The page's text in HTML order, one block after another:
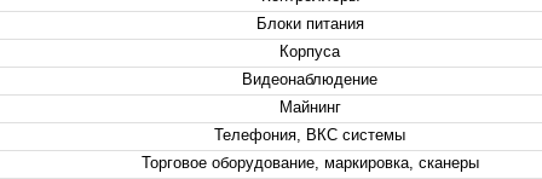
Блоки питания
Корпуса
Видеонаблюдение
Майнинг
Телефония, ВКС системы
Торговое оборудование, маркировка, сканеры